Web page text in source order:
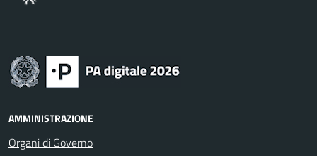
AMMINISTRAZIONE
Organi di Governo